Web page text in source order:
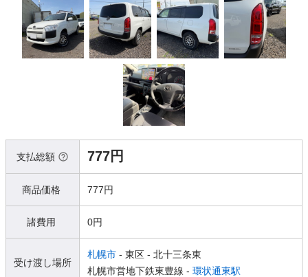
支払総額 777円
商品価格 777円
諸費用 0円
受け渡し場所
札幌市 - 東区 - 北十三条東
札幌市営地下鉄東豊線 - 環状通東駅